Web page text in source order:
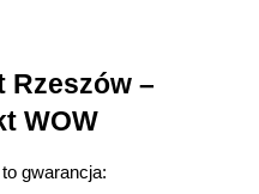
Rzeszów –
WOW
to gwarancja: